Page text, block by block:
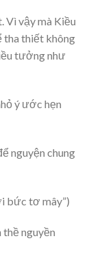
Vì vậy mà Kiều
tha thiết không
tưởng như
ý ước hẹn
nguyện chung
bức tơ mây”)
nguyền